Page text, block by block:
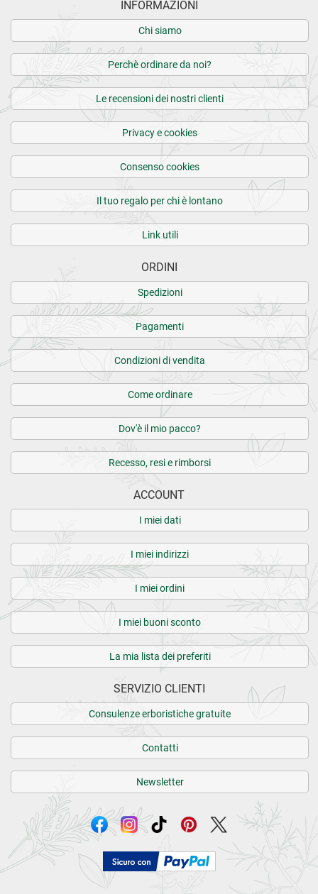
INFORMAZIONI
Chi siamo
Perchè ordinare da noi?
Le recensioni dei nostri clienti
Privacy e cookies
Consenso cookies
Il tuo regalo per chi è lontano
Link utili
ORDINI
Spedizioni
Pagamenti
Condizioni di vendita
Come ordinare
Dov'è il mio pacco?
Recesso, resi e rimborsi
ACCOUNT
I miei dati
I miei indirizzi
I miei ordini
I miei buoni sconto
La mia lista dei preferiti
SERVIZIO CLIENTI
Consulenze erboristiche gratuite
Contatti
Newsletter